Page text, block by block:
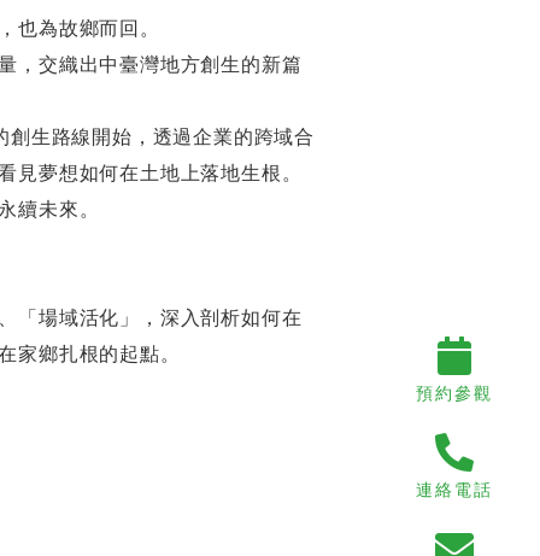
為故鄉而回。
，交織出中臺灣地方創生的新篇
生路線開始，透過企業的跨域合
夢想如何在土地上落地生根。
續未來。
「場域活化」，深入剖析如何在
鄉扎根的起點。
預約參觀
連絡電話